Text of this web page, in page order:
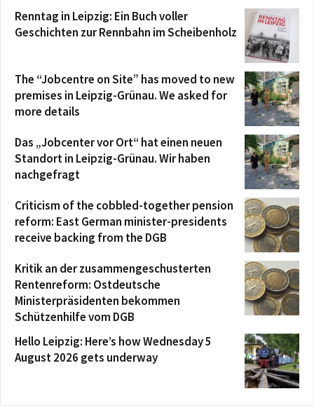
Renntag in Leipzig: Ein Buch voller
Geschichten zur Rennbahn im Scheibenholz
The “Jobcentre on Site” has moved to new
premises in Leipzig-Grünau. We asked for
more details
Das „Jobcenter vor Ort“ hat einen neuen
Standort in Leipzig-Grünau. Wir haben
nachgefragt
Criticism of the cobbled-together pension
reform: East German minister-presidents
receive backing from the DGB
Kritik an der zusammengeschusterten
Rentenreform: Ostdeutsche
Ministerpräsidenten bekommen
Schützenhilfe vom DGB
Hello Leipzig: Here’s how Wednesday 5
August 2026 gets underway